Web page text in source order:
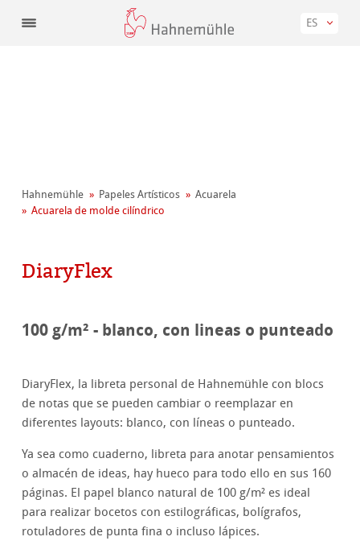
ES
Hahnemühle Papeles Artísticos
Acuarela
Acuarela de molde cilíndrico
DiaryFlex
100 g/m² - blanco, con lineas o punteado
DiaryFlex, la libreta personal de Hahnemühle con blocs
de notas que se pueden cambiar o reemplazar en
diferentes layouts: blanco, con líneas o punteado.
Ya sea como cuaderno, libreta para anotar pensamientos
o almacén de ideas, hay hueco para todo ello en sus 160
páginas. El papel blanco natural de 100 g/m² es ideal
para realizar bocetos con estilográficas, bolígrafos,
rotuladores de punta fina o incluso lápices.